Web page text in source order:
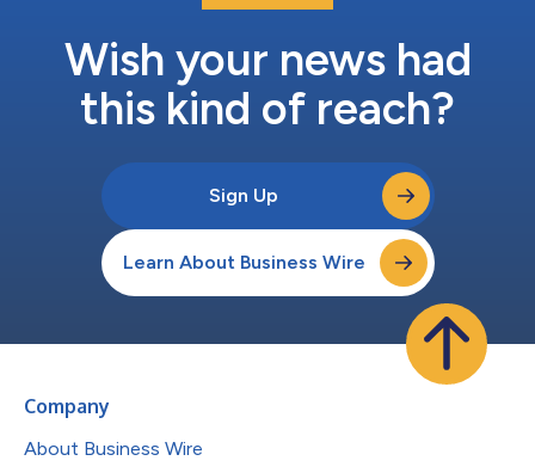
Wish your news had
this kind of reach?
Sign Up
Learn About Business Wire
Company
About Business Wire